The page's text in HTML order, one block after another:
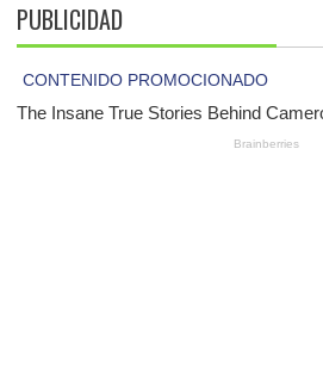
PUBLICIDAD